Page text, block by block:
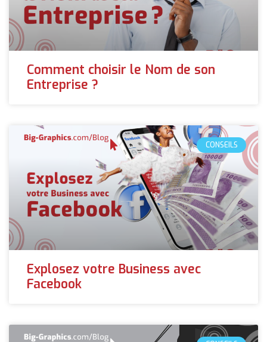
Comment choisir le Nom de son
Entreprise ?
CONSEILS
Explosez votre Business avec
Facebook